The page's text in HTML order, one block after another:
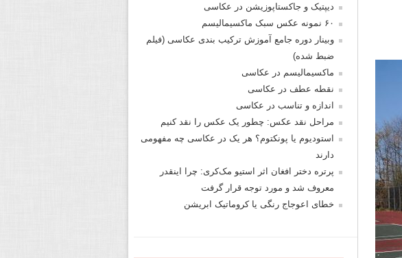
دیپتیک و جاکستا‌پوزیشن در عکاسی
۶۰ نمونه عکس سبک ماکسیمالیسم
وبینار دوره جامع آموزش ترکیب بندی عکاسی (فیلم
ضبط شده)
ماکسیمالیسم در عکاسی
نقطه عطف در عکاسی
اندازه و تناسب در عکاسی
مراحل نقد عکس: چطور یک عکس را نقد کنیم
استودیوم یا پونکتوم؟ هر یک در عکاسی چه مفهومی
دارند
پرتره دختر افغان اثر استیو مک‌کری: چرا اینقدر
معروف شد و مورد توجه قرار گرفت
خطای اعوجاج رنگی یا کروماتیک ابریشن